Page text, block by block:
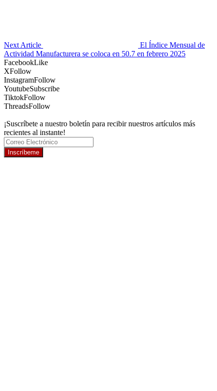
Next Article
El Índice Mensual de
Actividad Manufacturera se coloca en 50.7 en febrero 2025
FacebookLike
XFollow
InstagramFollow
YoutubeSubscribe
TiktokFollow
ThreadsFollow
¡Suscríbete a nuestro boletín para recibir nuestros artículos más
recientes al instante!
Inscríbeme